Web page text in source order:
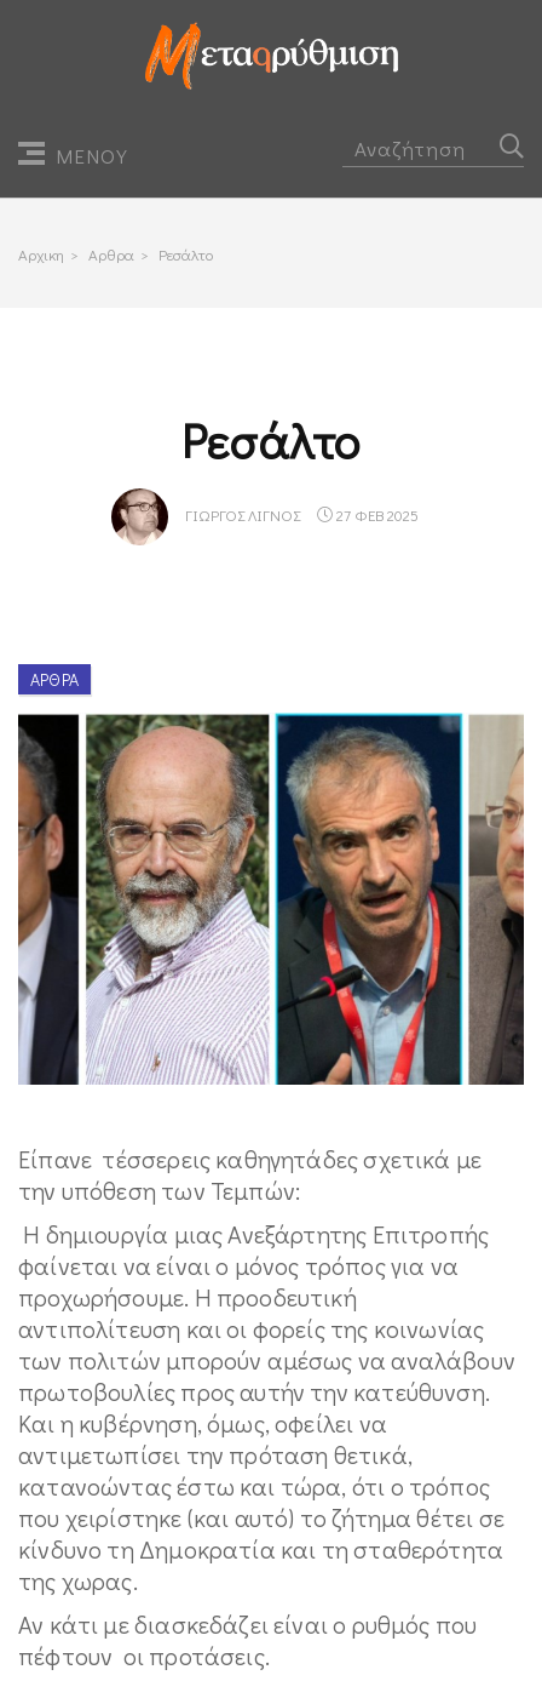
ΜΕΝΟΥ
Αρχικη > Αρθρα > Ρεσάλτο
Ρεσάλτο
ΓΙΏΡΓΟΣ ΛΙΓΝΌΣ 27 ΦΕΒ 2025
ΆΡΘΡΑ
Είπανε τέσσερεις καθηγητάδες σχετικά με
την υπόθεση των Τεμπών:
Η δημιουργία μιας Ανεξάρτητης Επιτροπής
φαίνεται να είναι ο μόνος τρόπος για να
προχωρήσουμε. Η προοδευτική
αντιπολίτευση και οι φορείς της κοινωνίας
των πολιτών μπορούν αμέσως να αναλάβουν
πρωτοβουλίες προς αυτήν την κατεύθυνση.
Και η κυβέρνηση, όμως, οφείλει να
αντιμετωπίσει την πρόταση θετικά,
κατανοώντας έστω και τώρα, ότι ο τρόπος
που χειρίστηκε (και αυτό) το ζήτημα θέτει σε
κίνδυνο τη Δημοκρατία και τη σταθερότητα
της χωρας.
Αν κάτι με διασκεδάζει είναι ο ρυθμός που
πέφτουν οι προτάσεις.